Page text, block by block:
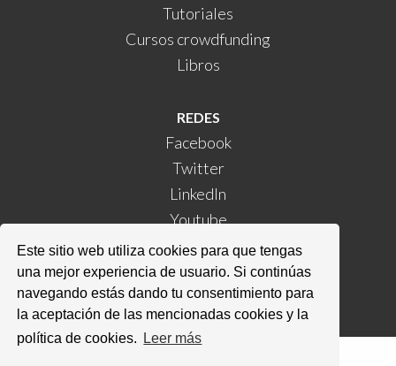
Este sitio web utiliza cookies para que tengas
una mejor experiencia de usuario. Si continúas
navegando estás dando tu consentimiento para
la aceptación de las mencionadas cookies y la
política de cookies.
Leer más
Tutoriales
Cursos crowdfunding
Libros
REDES
Facebook
Twitter
LinkedIn
Youtube
Instagram
Kickstarter